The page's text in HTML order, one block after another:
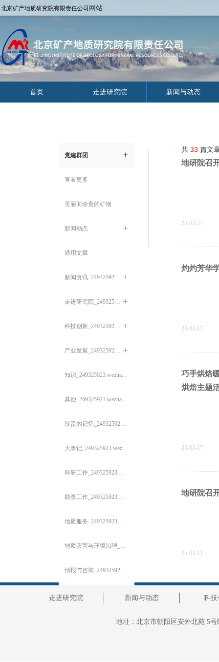
北京矿产地质研究院有限责任公司网站
首页 走进研究院 新闻与动态
共 33 篇文
地研院召
25-03-27
灼灼芳华
25-03-17
巧手烘焙
烘焙主题
25-03-17
地研院召
25-03-11
心向党
ꄶ
党建群团
查看更多
美丽而珍贵的矿物
ꄶ
新闻动态
通用文章
ꄶ
新闻资讯_249325923.wezhan.cn
ꄶ
走进研究院_249325923.wezhan.cn
ꄶ
科技创新_249325923.wezhan.cn
ꄶ
产业发展_249325923.wezhan.cn
知识_249325923.wezhan.cn
其他_249325923.wezhan.cn
珍贵的记忆_249325923.wezhan.cn
大事记_249325923.wezhan.cn
科研工作_249325923.wezhan.cn
勘查工作_249325923.wezhan.cn
地质服务_249325923.wezhan.cn
地质灾害与环境治理_249325923.wezhan.cn
情报与咨询_249325923.wezhan.cn
招贤纳士_249325923.wezhan.cn
地址： 北京市朝阳区安外北苑 5
走进研究院 新闻与动态 科技